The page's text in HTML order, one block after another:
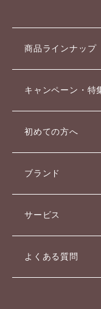
商品ラインナップ
キャンペーン・特
初めての方へ
ブランド
サービス
よくある質問